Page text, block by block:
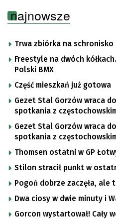
najnowsze
Trwa zbiórka na schronisko
Freestyle na dwóch
Polski BMX
Część mieszkań już gotowa
Gezet Stal Gorzów wraca
spotkania z
Gezet Stal Gorzów wraca
spotkania z
Thomsen ostatni w GP
Stilon stracił punkt w
Pogoń dobrze zaczęła, ale
Dwa ciosy w dwie minuty i
Gorcon wystartował! Cały